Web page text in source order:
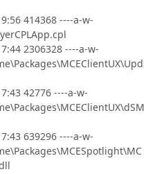
414368 ----a-w-
2306328 ----a-w-
42776 ----a-w-
639296 ----a-w-